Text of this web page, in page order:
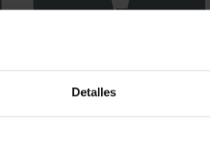
Detalles